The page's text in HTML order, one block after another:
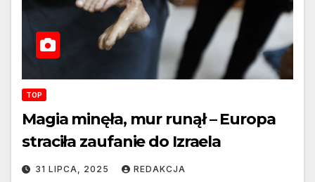
TOP
Magia minęła, mur runął – Europa
straciła zaufanie do Izraela
31 LIPCA, 2025 REDAKCJA